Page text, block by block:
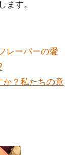
レーバーの愛
か？私たちの意